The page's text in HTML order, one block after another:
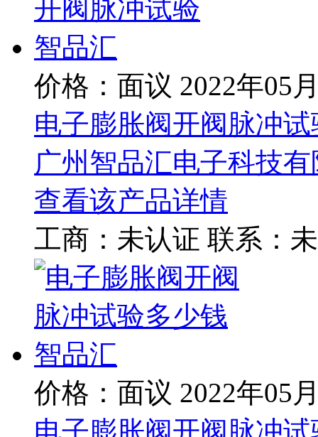
价格：面议 2022年05
电子膨胀阀开阀脉冲
广州智品汇电子科技
查看该产品详情
工商： 未认证 联系：
价格：面议 2022年05
电子膨胀阀开阀脉冲